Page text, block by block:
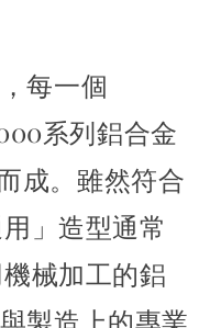
每一個
系列鋁合金
成。 雖然符合
」造型通常
械加工的鋁
製造上的專業